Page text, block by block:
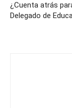
¿Cuenta atrás
Delegado de